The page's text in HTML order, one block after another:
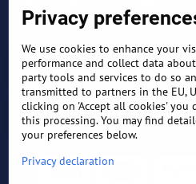
TERMS AND CONDITIONS
FREQUENTLY ASKED
QUESTIONS
Privacy
We use cookies to enhance your
performance and collect data
party tools and services to do so
transmitted to partners in the EU,
clicking on 'Accept all cookies' you
this processing. You may find
your preferences below.
Privacy declaration